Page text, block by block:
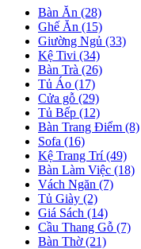
Bàn Ăn (28)
Ghế Ăn (15)
Giường Ngủ (33)
Kệ Tivi (34)
Bàn Trà (26)
Tủ Áo (17)
Cửa gỗ (29)
Tủ Bếp (12)
Bàn Trang Điểm (8)
Sofa (16)
Kệ Trang Trí (49)
Bàn Làm Việc (18)
Vách Ngăn (7)
Tủ Giày (2)
Giá Sách (14)
Cầu Thang Gỗ (7)
Bàn Thờ (21)